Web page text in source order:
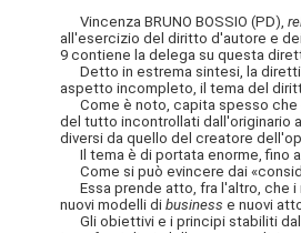
Vincenza BRUNO BOSSIO (PD),
all'esercizio del diritto d'autore e
9 contiene la delega su questa
Detto in estrema sintesi, la
aspetto incompleto, il tema del
Come è noto, capita spesso che
del tutto incontrollati dall'originario
diversi da quello del creatore
Il tema è di portata enorme, fino
Come si può evincere dai
Essa prende atto, fra l'altro, che i
nuovi modelli di business e nuovi
Gli obiettivi e i principi stabiliti dal